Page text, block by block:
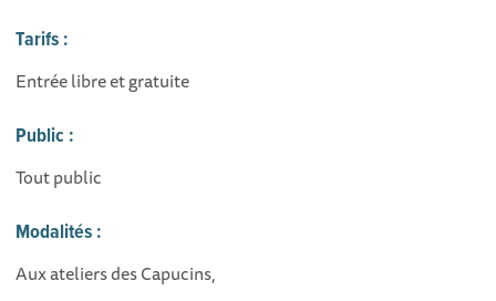
Tarifs :
Entrée libre et gratuite
Public :
Tout public
Modalités :
Aux ateliers des Capucins,